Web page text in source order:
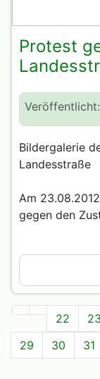
Protest
Bildergalerie
Landesstraße
Am
gegen den
22 23
29
30 31